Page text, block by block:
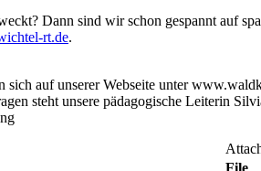
Dann sind wir schon gespannt auf
rt.de.
sich auf unserer Webseite unter
steht unsere pädagogische Leiterin
File